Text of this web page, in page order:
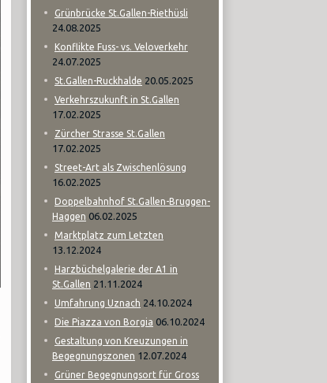
Grünbrücke St.Gallen-Riethüsli
24.08.2025
Konflikte Fuss- vs. Veloverkehr
24.07.2025
St.Gallen-Ruckhalde 20.05.2025
Verkehrszukunft in St.Gallen
17.02.2025
Zürcher Strasse St.Gallen
17.02.2025
Street-Art als Zwischenlösung
16.02.2025
Doppelbahnhof St.Gallen-Bruggen-
Haggen 06.02.2025
Marktplatz zum Letzten
13.12.2024
Harzbüchelgalerie der A1 in
St.Gallen 21.11.2024
Umfahrung Uznach 24.10.2024
Die Piazza von Borgia 06.10.2024
Gestaltung von Kreuzungen in
Begegnungszonen 12.07.2024
Grüner Begegnungsort für Gross